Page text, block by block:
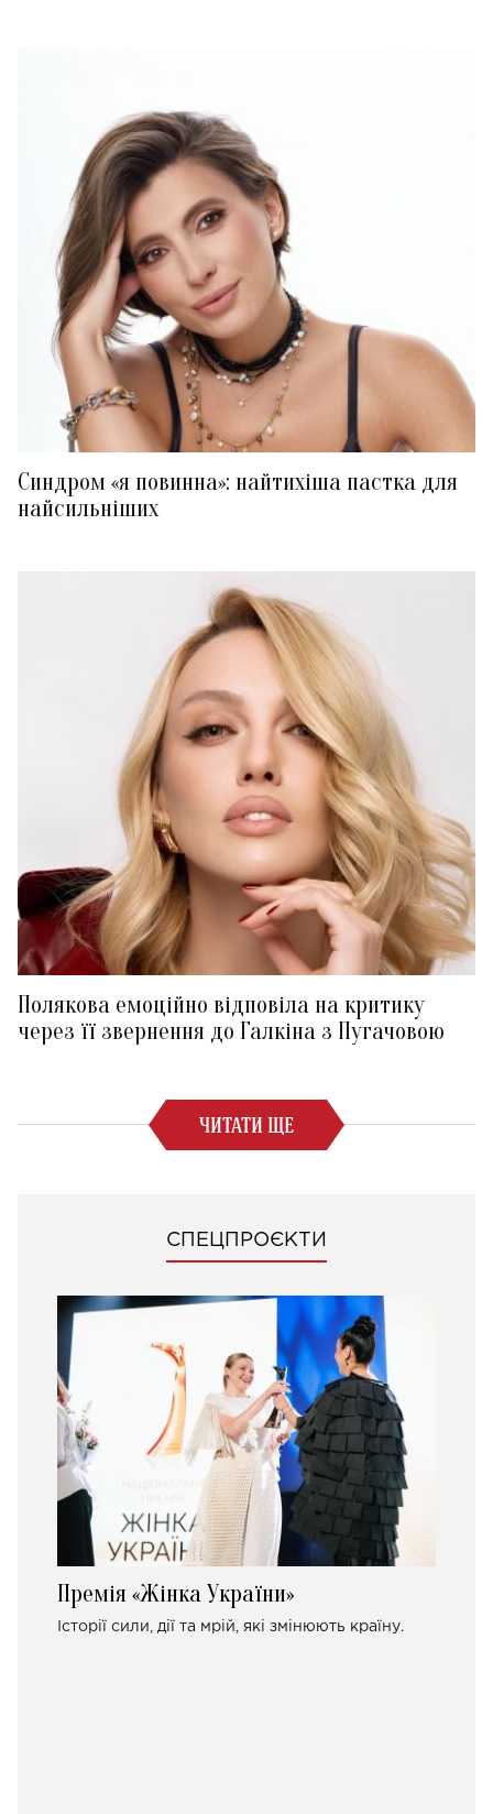
Синдром «я повинна»: найтихіша пастка для
найсильніших
Полякова емоційно відповіла на критику
через її звернення до Галкіна з Пугачовою
ЧИТАТИ ЩЕ
СПЕЦПРОЄКТИ
Премія «Жінка України»
Історії сили, дії та мрій, які змінюють країну.